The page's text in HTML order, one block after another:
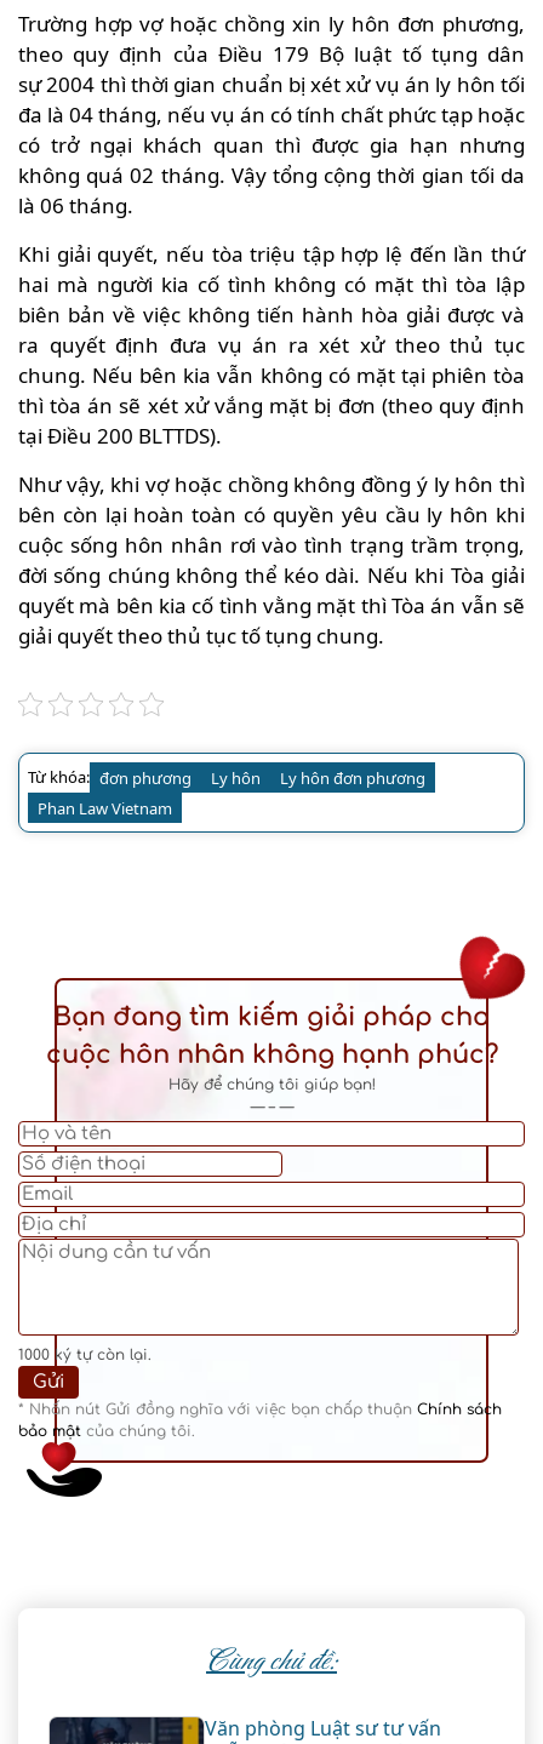
Trường hợp vợ hoặc chồng xin ly hôn đơn phương,
theo quy định của Điều 179 Bộ luật tố tụng dân
sự 2004 thì thời gian chuẩn bị xét xử vụ án ly hôn tối
đa là 04 tháng, nếu vụ án có tính chất phức tạp hoặc
có trở ngại khách quan thì được gia hạn nhưng
không quá 02 tháng. Vậy tổng cộng thời gian tối da
là 06 tháng.
Khi giải quyết, nếu tòa triệu tập hợp lệ đến lần thứ
hai mà người kia cố tình không có mặt thì tòa lập
biên bản về việc không tiến hành hòa giải được và
ra quyết định đưa vụ án ra xét xử theo thủ tục
chung. Nếu bên kia vẫn không có mặt tại phiên tòa
thì tòa án sẽ xét xử vắng mặt bị đơn (theo quy định
tại Điều 200 BLTTDS).
Như vậy, khi vợ hoặc chồng không đồng ý ly hôn thì
bên còn lại hoàn toàn có quyền yêu cầu ly hôn khi
cuộc sống hôn nhân rơi vào tình trạng trầm trọng,
đời sống chúng không thể kéo dài. Nếu khi Tòa giải
quyết mà bên kia cố tình vằng mặt thì Tòa án vẫn sẽ
giải quyết theo thủ tục tố tụng chung.
Từ khóa: đơn phương Ly hôn
Ly hôn đơn phương
Phan Law Vietnam
Bạn đang tìm kiếm giải pháp cho
cuộc hôn nhân không hạnh phúc?
Hãy để chúng tôi giúp bạn!
— – —
1000 ký tự còn lại.
* Nhấn nút Gửi đồng nghĩa với việc bạn chấp thuận Chính sách
bảo mật của chúng tôi.
Cùng chủ đề:
Văn phòng Luật sư tư vấn